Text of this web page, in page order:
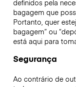
definidos pela
bagagem que
Portanto, quer
bagagem” ou
está aqui para
Segurança
Ao contrário de